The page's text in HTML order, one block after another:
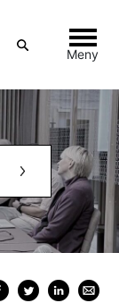
Vis
søkeboks
Meny